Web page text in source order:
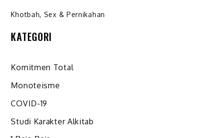
Khotbah, Sex & Pernikahan
KATEGORI
Komitmen Total
Monoteisme
COVID-19
Studi Karakter Alkitab